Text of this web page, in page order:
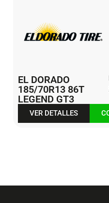
EL DORADO
185/70R13 86T
LEGEND GT3
VER DETALLES